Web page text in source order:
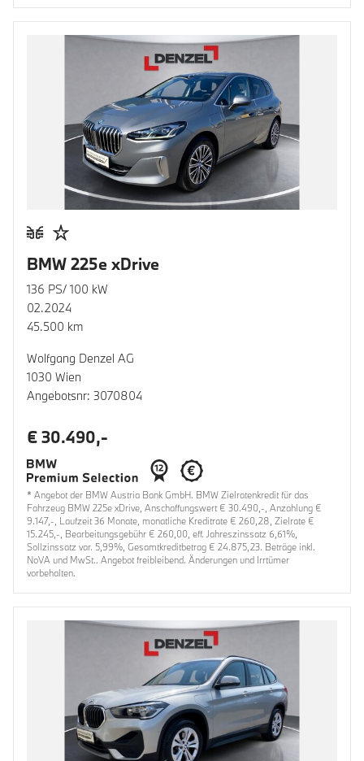
BMW 225e xDrive
136 PS/ 100 kW
02.2024
45.500 km
Wolfgang Denzel AG
1030 Wien
Angebotsnr: 3070804
€ 30.490,-
* Angebot der BMW Austria Bank GmbH. BMW Zielratenkredit für das
Fahrzeug BMW 225e xDrive, Anschaffungswert € 30.490,-, Anzahlung €
9.147,-, Laufzeit 36 Monate, monatliche Kreditrate € 260,28, Zielrate €
15.245,-, Bearbeitungsgebühr € 260,00, eff. Jahreszinssatz 6,61%,
Sollzinssatz var. 5,99%, Gesamtkreditbetrag € 24.875,23. Beträge inkl.
NoVA und MwSt.. Angebot freibleibend. Änderungen und Irrtümer
vorbehalten.